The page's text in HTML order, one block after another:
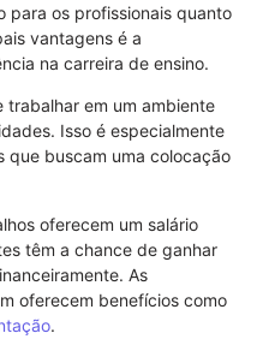
para os profissionais quanto
vantagens é a
na carreira de ensino.
trabalhar em um ambiente
Isso é especialmente
que buscam uma colocação
oferecem um salário
têm a chance de ganhar
As
oferecem benefícios como
.